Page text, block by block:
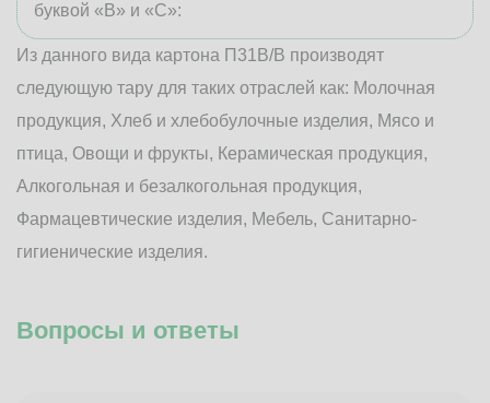
буквой «В» и «С»:
Из данного вида картона П31В/B производят
следующую тару для таких отраслей как: Молочная
продукция, Хлеб и хлебобулочные изделия, Мясо и
птица, Овощи и фрукты, Керамическая продукция,
Алкогольная и безалкогольная продукция,
Фармацевтические изделия, Мебель, Санитарно-
гигиенические изделия.
Вопросы и ответы